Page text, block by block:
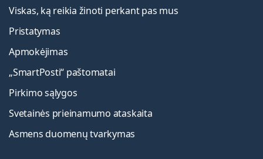
Viskas, ką reikia žinoti perkant pas mus
Pristatymas
Apmokėjimas
„SmartPosti“ paštomatai
Pirkimo sąlygos
Svetainės prieinamumo ataskaita
Asmens duomenų tvarkymas